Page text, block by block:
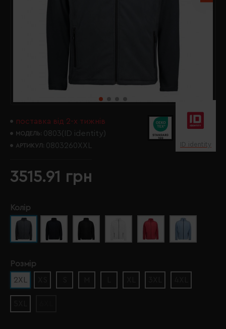
поставка від 2-х тижнів
МОДЕЛЬ: 0803(ID identity)
АРТИКУЛ: 0803260XXL ID identity
3515.91 грн
Колір
Розмір
2XL